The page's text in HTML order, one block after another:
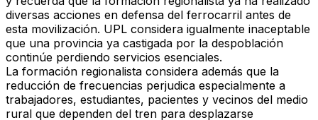
diversas acciones en defensa del ferrocarril antes de
esta movilización. UPL considera igualmente inaceptable
que una provincia ya castigada por la despoblación
continúe perdiendo servicios esenciales.
La formación regionalista considera además que la
reducción de frecuencias perjudica especialmente a
trabajadores, estudiantes, pacientes y vecinos del medio
rural que dependen del tren para desplazarse